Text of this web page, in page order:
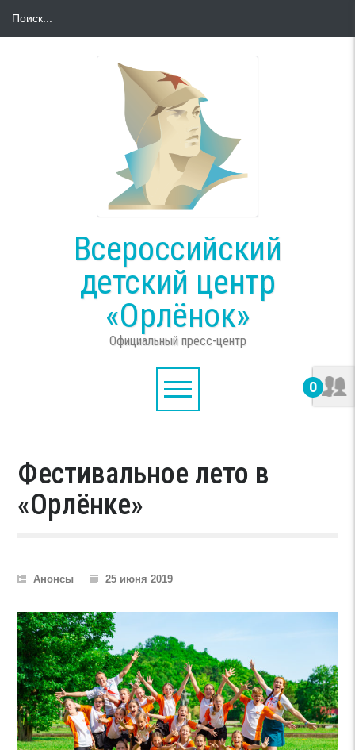
Всероссийский
детский центр
«Орлёнок»
Официальный пресс-центр
0
Фестивальное лето в
«Орлёнке»
Анонсы 25 июня 2019